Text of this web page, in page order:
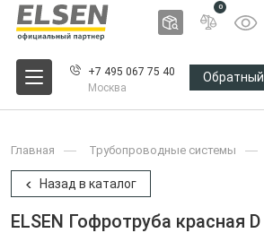
0
+7 495 067 75 40
Москва
Главная Трубопроводные системы
Назад в каталог
ELSEN Гофротруба красная